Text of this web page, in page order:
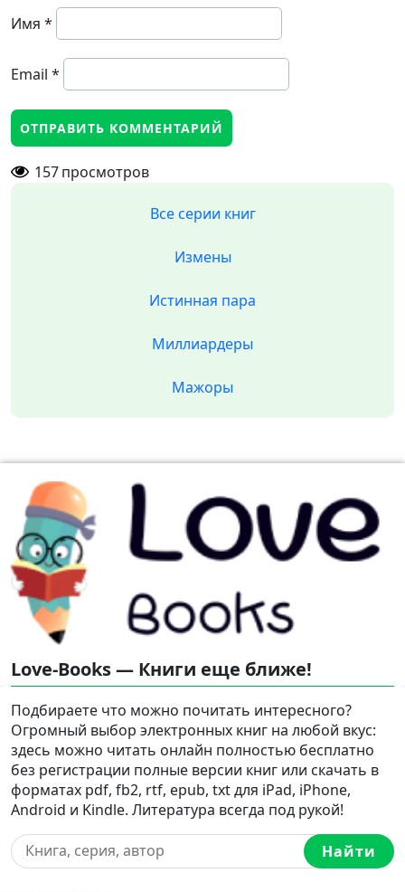
Имя *
Email *
157просмотров
Все серии книг
Измены
Истинная пара
Миллиардеры
Мажоры
Love-Books — Книги еще ближе!
Подбираете что можно почитать интересного?
Огромный выбор электронных книг на любой вкус:
здесь можно читать онлайн полностью бесплатно
без регистрации полные версии книг или скачать в
форматах pdf, fb2, rtf, epub, txt для iPad, iPhone,
Android и Kindle. Литература всегда под рукой!
Найти